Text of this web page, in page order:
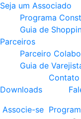
Seja um Associado
Programa
Guia de
Parceiros
Parceiro
Guia de
Downloads
Contato
Associe-se